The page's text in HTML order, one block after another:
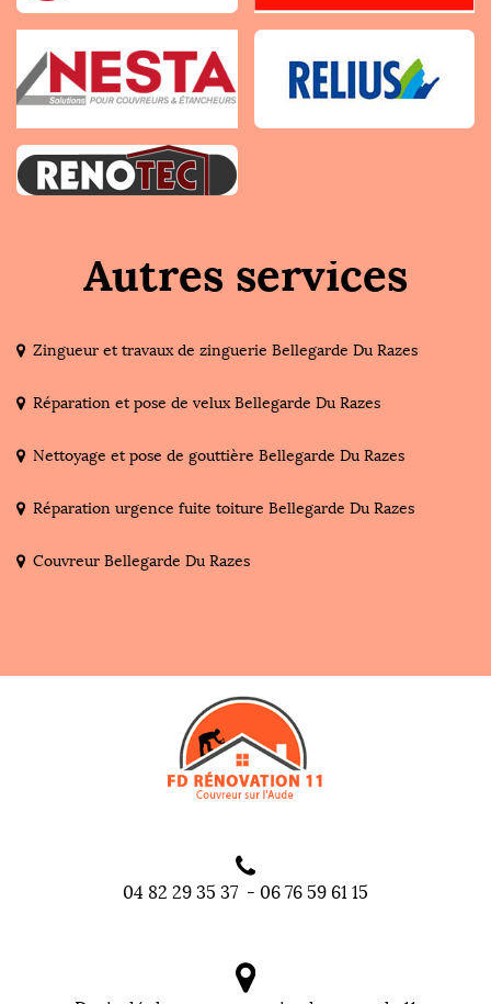
Autres services
Zingueur et travaux de zinguerie Bellegarde Du Razes
Réparation et pose de velux Bellegarde Du Razes
Nettoyage et pose de gouttière Bellegarde Du Razes
Réparation urgence fuite toiture Bellegarde Du Razes
Couvreur Bellegarde Du Razes
04 82 29 35 37 - 06 76 59 61 15